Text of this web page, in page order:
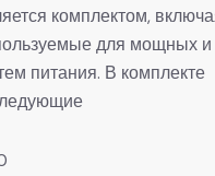
комплектом,
для мощных и
питания. В комплекте